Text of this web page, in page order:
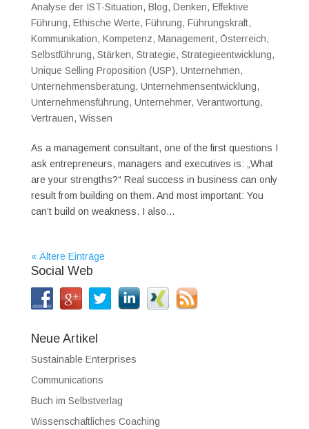
Analyse der IST-Situation, Blog, Denken, Effektive
Führung, Ethische Werte, Führung, Führungskraft,
Kommunikation, Kompetenz, Management, Österreich,
Selbstführung, Stärken, Strategie, Strategieentwicklung,
Unique Selling Proposition (USP), Unternehmen,
Unternehmensberatung, Unternehmensentwicklung,
Unternehmensführung, Unternehmer, Verantwortung,
Vertrauen, Wissen
As a management consultant, one of the first questions I
ask entrepreneurs, managers and executives is: „What
are your strengths?“ Real success in business can only
result from building on them. And most important: You
can’t build on weakness. I also...
« Ältere Einträge
Social Web
Neue Artikel
Sustainable Enterprises
Communications
Buch im Selbstverlag
Wissenschaftliches Coaching